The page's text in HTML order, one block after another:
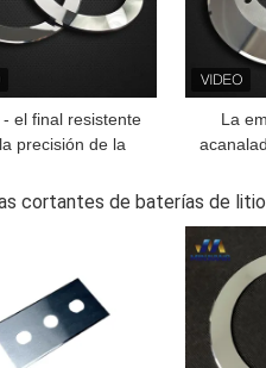
- el final resistente
precisión de la
del
La
cortantes de baterías de litio
PRECIO MEJOR